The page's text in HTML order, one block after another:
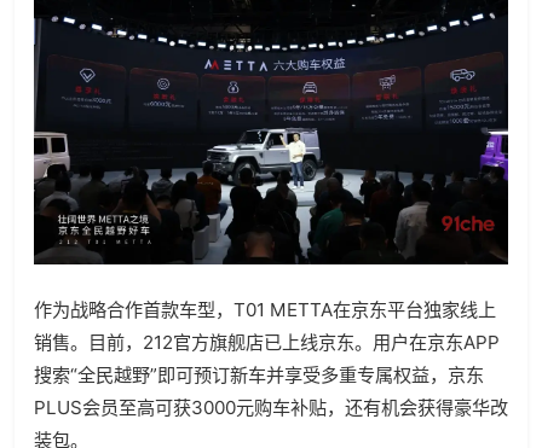
作为战略合作首款车型，T01 METTA在京东平台独家线上
销售。目前，212官方旗舰店已上线京东。用户在京东APP
搜索“全民越野”即可预订新车并享受多重专属权益，京东
PLUS会员至高可获3000元购车补贴，还有机会获得豪华改
装包。